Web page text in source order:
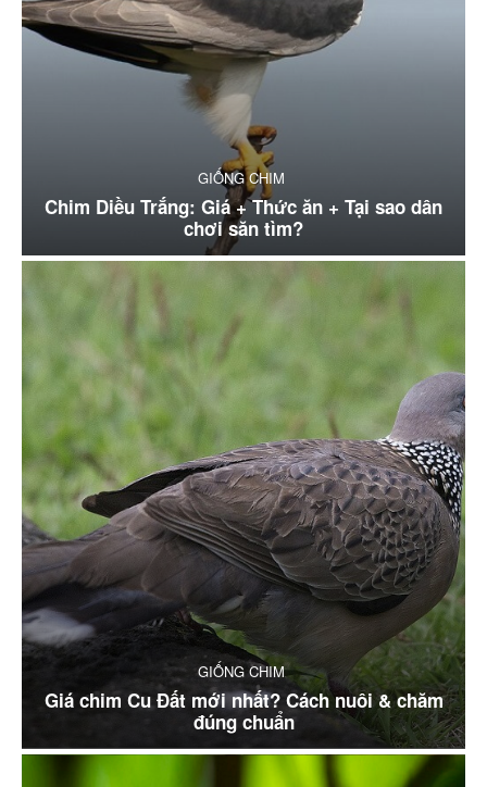
GIỐNG CHIM
Chim Diều Trắng: Giá + Thức ăn + Tại sao dân
chơi săn tìm?
GIỐNG CHIM
Giá chim Cu Đất mới nhất? Cách nuôi & chăm
đúng chuẩn